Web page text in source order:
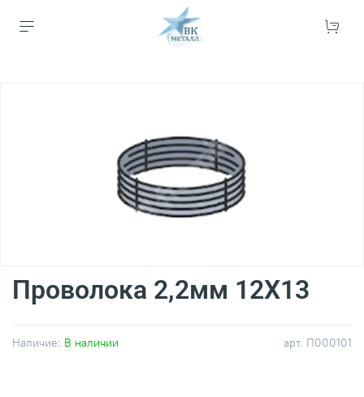
арт. П000101
Наличие: В наличии
Проволока 2,2мм 12Х13